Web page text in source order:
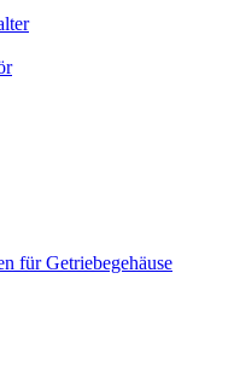
für Getriebegehäuse